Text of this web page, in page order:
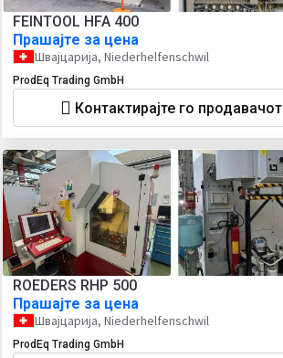
FEINTOOL HFA 400
Прашајте за цена
Швајцарија, Niederhelfenschwil
ProdEq Trading GmbH
Контактирајте го продавачот
ROEDERS RHP 500
Прашајте за цена
Швајцарија, Niederhelfenschwil
ProdEq Trading GmbH